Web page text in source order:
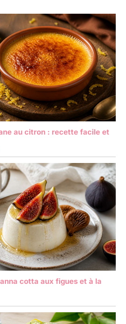
au citron : recette facile et
cotta aux figues et à la